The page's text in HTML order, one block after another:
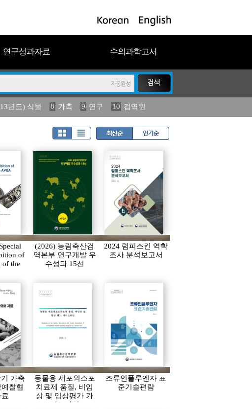
연구성과자료 수의과학고서
년도) 식물 8 가축 9 연구 10 검역원
리 17 연보 18 2023 19 농림수산
of
of the
(2026) 농림축산검
역본부 연구개발 우
수성과 15선
2024 럼피스킨 역학
조사 분석보고서
가축
찰협
동물용 세포외소포
치료제 품질, 비임
상 및 임상평가 가
이드라인
조류인플루엔자 표
준기술편람